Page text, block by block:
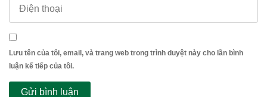
Lưu tên của tôi, email, và trang web trong trình duyệt này cho lần bình
luận kế tiếp của tôi.